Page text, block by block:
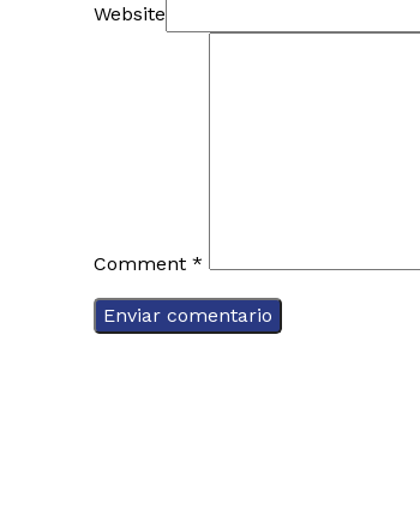
Website
Comment *